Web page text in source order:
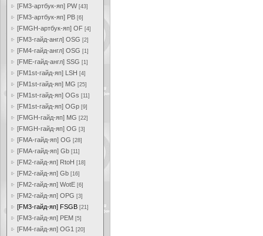
[FM3-артбук-яп] PW [43]
[FM3-артбук-яп] PB [6]
[FMGH-артбук-яп] OF [4]
[FM3-гайд-англ] OSG [2]
[FM4-гайд-англ] OSG [1]
[FME-гайд-англ] SSG [1]
[FM1st-гайд-яп] LSH [4]
[FM1st-гайд-яп] MG [25]
[FM1st-гайд-яп] OGs [11]
[FM1st-гайд-яп] OGp [9]
[FMGH-гайд-яп] MG [22]
[FMGH-гайд-яп] OG [3]
[FMA-гайд-яп] OG [28]
[FMA-гайд-яп] Gb [11]
[FM2-гайд-яп] RtoH [18]
[FM2-гайд-яп] Gb [16]
[FM2-гайд-яп] WotE [6]
[FM2-гайд-яп] OPG [3]
[FM3-гайд-яп] FSGB [21]
[FM3-гайд-яп] PEM [5]
[FM4-гайд-яп] OG1 [20]